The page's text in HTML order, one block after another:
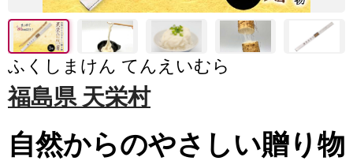
ふくしまけん てんえいむら
福島県 天栄村
自然からのやさしい贈り物